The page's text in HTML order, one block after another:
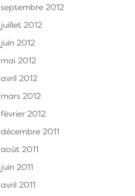
septembre 2012
juillet 2012
juin 2012
mai 2012
avril 2012
mars 2012
février 2012
décembre 2011
août 2011
juin 2011
avril 2011